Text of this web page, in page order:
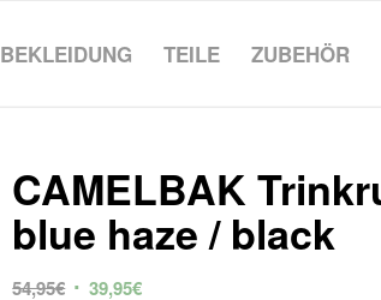
BEKLEIDUNG TEILE ZUBEHÖR
CAMELBAK
blue haze / black
54,95€ Ursprünglicher
39,95€Aktueller